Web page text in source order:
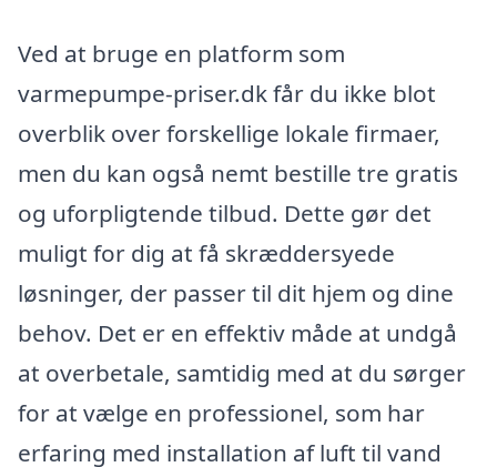
Ved at bruge en platform som
varmepumpe-priser.dk får du ikke blot
overblik over forskellige lokale firmaer,
men du kan også nemt bestille tre gratis
og uforpligtende tilbud. Dette gør det
muligt for dig at få skræddersyede
løsninger, der passer til dit hjem og dine
behov. Det er en effektiv måde at undgå
at overbetale, samtidig med at du sørger
for at vælge en professionel, som har
erfaring med installation af luft til vand